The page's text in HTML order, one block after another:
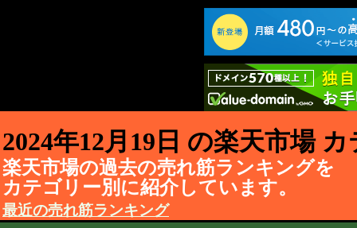
2024年12月19日 の楽天市場
楽天市場の過去の売れ筋ランキングを
カテゴリー別に紹介しています。
最近の売れ筋ランキング